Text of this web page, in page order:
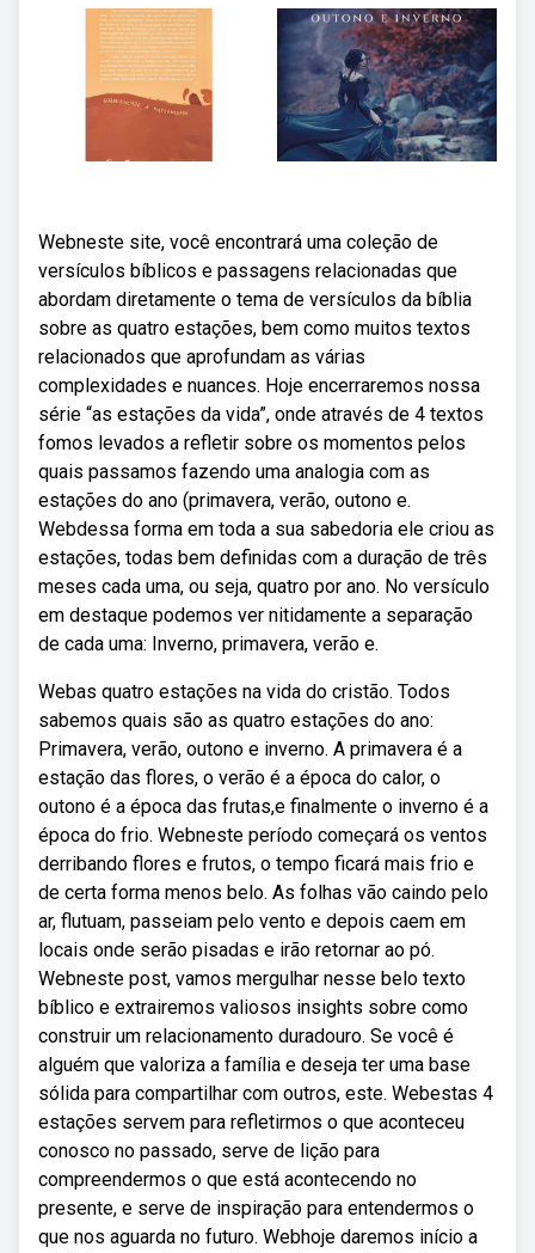
Webneste site, você encontrará uma coleção de
versículos bíblicos e passagens relacionadas que
abordam diretamente o tema de versículos da bíblia
sobre as quatro estações, bem como muitos textos
relacionados que aprofundam as várias
complexidades e nuances. Hoje encerraremos nossa
série “as estações da vida”, onde através de 4 textos
fomos levados a refletir sobre os momentos pelos
quais passamos fazendo uma analogia com as
estações do ano (primavera, verão, outono e.
Webdessa forma em toda a sua sabedoria ele criou as
estações, todas bem definidas com a duração de três
meses cada uma, ou seja, quatro por ano. No versículo
em destaque podemos ver nitidamente a separação
de cada uma: Inverno, primavera, verão e.
Webas quatro estações na vida do cristão. Todos
sabemos quais são as quatro estações do ano:
Primavera, verão, outono e inverno. A primavera é a
estação das flores, o verão é a época do calor, o
outono é a época das frutas,e finalmente o inverno é a
época do frio. Webneste período começará os ventos
derribando flores e frutos, o tempo ficará mais frio e
de certa forma menos belo. As folhas vão caindo pelo
ar, flutuam, passeiam pelo vento e depois caem em
locais onde serão pisadas e irão retornar ao pó.
Webneste post, vamos mergulhar nesse belo texto
bíblico e extrairemos valiosos insights sobre como
construir um relacionamento duradouro. Se você é
alguém que valoriza a família e deseja ter uma base
sólida para compartilhar com outros, este. Webestas 4
estações servem para refletirmos o que aconteceu
conosco no passado, serve de lição para
compreendermos o que está acontecendo no
presente, e serve de inspiração para entendermos o
que nos aguarda no futuro. Webhoje daremos início a